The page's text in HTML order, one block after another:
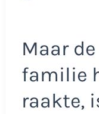
Maar
familie
raakte,